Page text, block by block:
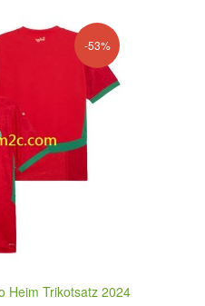
-53%
Heim Trikotsatz 2024